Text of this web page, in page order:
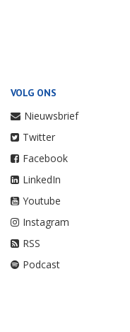
VOLG ONS
Nieuwsbrief
Twitter
Facebook
LinkedIn
Youtube
Instagram
RSS
Podcast